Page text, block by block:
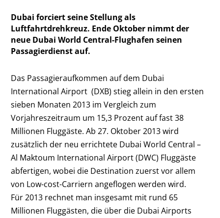
Dubai forciert seine Stellung als
Luftfahrtdrehkreuz. Ende Oktober nimmt der
neue Dubai World Central-Flughafen seinen
Passagierdienst auf.
Das Passagieraufkommen auf dem Dubai
International Airport (DXB) stieg allein in den ersten
sieben Monaten 2013 im Vergleich zum
Vorjahreszeitraum um 15,3 Prozent auf fast 38
Millionen Fluggäste. Ab 27. Oktober 2013 wird
zusätzlich der neu errichtete Dubai World Central –
Al Maktoum International Airport (DWC) Fluggäste
abfertigen, wobei die Destination zuerst vor allem
von Low-cost-Carriern angeflogen werden wird.
Für 2013 rechnet man insgesamt mit rund 65
Millionen Fluggästen, die über die Dubai Airports